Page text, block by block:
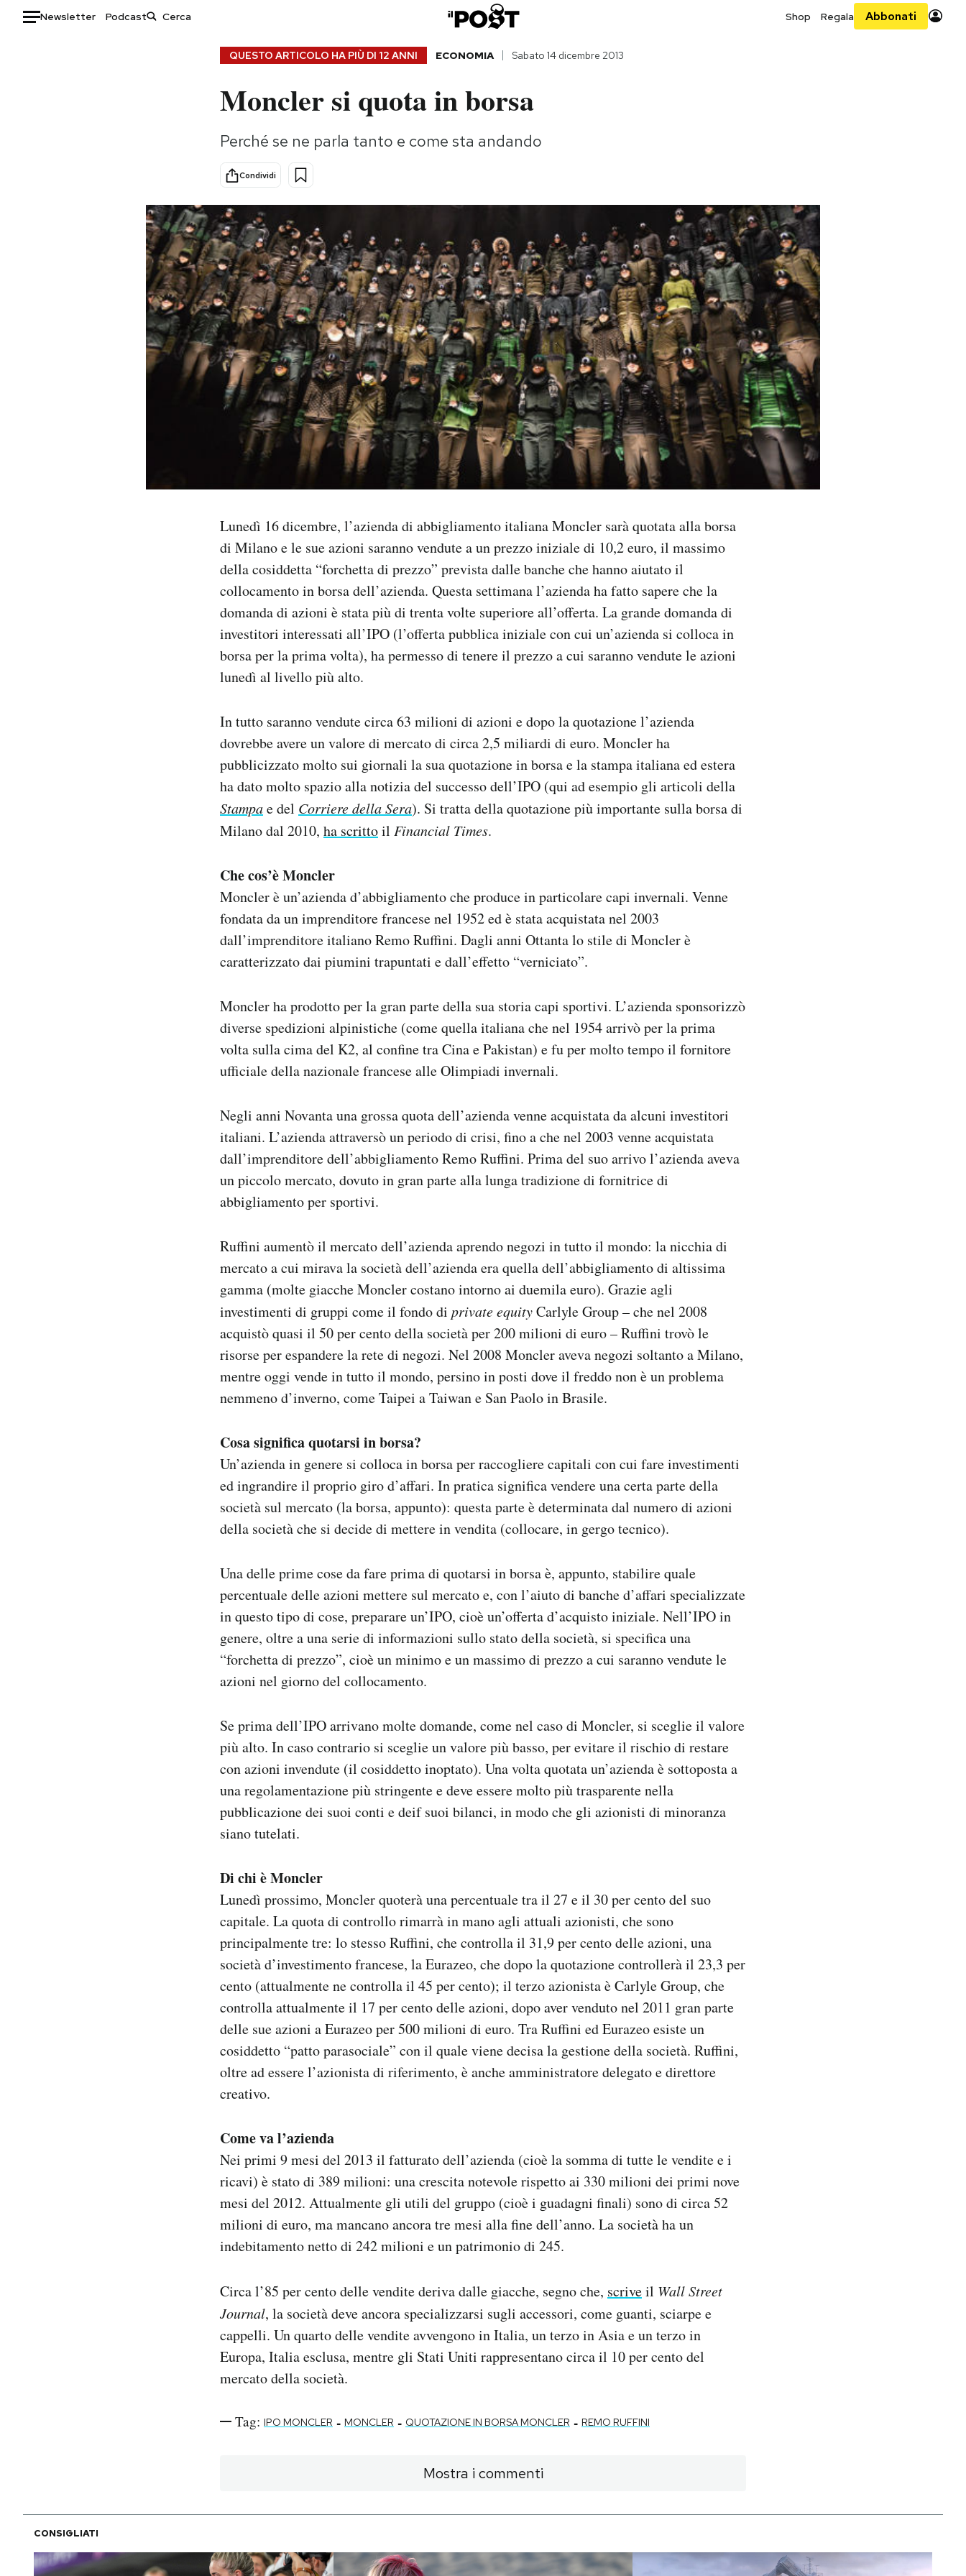
Newsletter Podcast Shop Regala Abbonati
Consumismi
Storie/Idee
Ok Boomer!
Media
Europa
Altrecose
Mondiali calcio 2026
QUESTO ARTICOLO HA PIÙ DI 12 ANNI ECONOMIA Sabato 14 dicembre 2013
Moncler si quota in borsa
Perché se ne parla tanto e come sta andando
Condividi
Lunedì 16 dicembre, l’azienda di abbigliamento italiana Moncler sarà quotata alla borsa
di Milano e le sue azioni saranno vendute a un prezzo iniziale di 10,2 euro, il massimo
della cosiddetta “forchetta di prezzo” prevista dalle banche che hanno aiutato il
collocamento in borsa dell’azienda. Questa settimana l’azienda ha fatto sapere che la
domanda di azioni è stata più di trenta volte superiore all’offerta. La grande domanda di
investitori interessati all’IPO (l’offerta pubblica iniziale con cui un’azienda si colloca in
borsa per la prima volta), ha permesso di tenere il prezzo a cui saranno vendute le azioni
lunedì al livello più alto.
In tutto saranno vendute circa 63 milioni di azioni e dopo la quotazione l’azienda
dovrebbe avere un valore di mercato di circa 2,5 miliardi di euro. Moncler ha
pubblicizzato molto sui giornali la sua quotazione in borsa e la stampa italiana ed estera
ha dato molto spazio alla notizia del successo dell’IPO (qui ad esempio gli articoli della
Stampae del Corriere della Sera). Si tratta della quotazione più importante sulla borsa di
Milano dal 2010, ha scrittoil Financial Times.
Che cos’è Moncler
Moncler è un’azienda d’abbigliamento che produce in particolare capi invernali. Venne
fondata da un imprenditore francese nel 1952 ed è stata acquistata nel 2003
dall’imprenditore italiano Remo Ruffini. Dagli anni Ottanta lo stile di Moncler è
caratterizzato dai piumini trapuntati e dall’effetto “verniciato”.
Moncler ha prodotto per la gran parte della sua storia capi sportivi. L’azienda sponsorizzò
diverse spedizioni alpinistiche (come quella italiana che nel 1954 arrivò per la prima
volta sulla cima del K2, al confine tra Cina e Pakistan) e fu per molto tempo il fornitore
ufficiale della nazionale francese alle Olimpiadi invernali.
Negli anni Novanta una grossa quota dell’azienda venne acquistata da alcuni investitori
italiani. L’azienda attraversò un periodo di crisi, fino a che nel 2003 venne acquistata
dall’imprenditore dell’abbigliamento Remo Ruffini. Prima del suo arrivo l’azienda aveva
un piccolo mercato, dovuto in gran parte alla lunga tradizione di fornitrice di
abbigliamento per sportivi.
Ruffini aumentò il mercato dell’azienda aprendo negozi in tutto il mondo: la nicchia di
mercato a cui mirava la società dell’azienda era quella dell’abbigliamento di altissima
gamma (molte giacche Moncler costano intorno ai duemila euro). Grazie agli
investimenti di gruppi come il fondo di private equityCarlyle Group – che nel 2008
acquistò quasi il 50 per cento della società per 200 milioni di euro – Ruffini trovò le
risorse per espandere la rete di negozi. Nel 2008 Moncler aveva negozi soltanto a Milano,
mentre oggi vende in tutto il mondo, persino in posti dove il freddo non è un problema
nemmeno d’inverno, come Taipei a Taiwan e San Paolo in Brasile.
Cosa significa quotarsi in borsa?
Un’azienda in genere si colloca in borsa per raccogliere capitali con cui fare investimenti
ed ingrandire il proprio giro d’affari. In pratica significa vendere una certa parte della
società sul mercato (la borsa, appunto): questa parte è determinata dal numero di azioni
della società che si decide di mettere in vendita (collocare, in gergo tecnico).
Una delle prime cose da fare prima di quotarsi in borsa è, appunto, stabilire quale
percentuale delle azioni mettere sul mercato e, con l’aiuto di banche d’affari specializzate
in questo tipo di cose, preparare un’IPO, cioè un’offerta d’acquisto iniziale. Nell’IPO in
genere, oltre a una serie di informazioni sullo stato della società, si specifica una
“forchetta di prezzo”, cioè un minimo e un massimo di prezzo a cui saranno vendute le
azioni nel giorno del collocamento.
Se prima dell’IPO arrivano molte domande, come nel caso di Moncler, si sceglie il valore
più alto. In caso contrario si sceglie un valore più basso, per evitare il rischio di restare
con azioni invendute (il cosiddetto inoptato). Una volta quotata un’azienda è sottoposta a
una regolamentazione più stringente e deve essere molto più trasparente nella
pubblicazione dei suoi conti e deif suoi bilanci, in modo che gli azionisti di minoranza
siano tutelati.
Di chi è Moncler
Lunedì prossimo, Moncler quoterà una percentuale tra il 27 e il 30 per cento del suo
capitale. La quota di controllo rimarrà in mano agli attuali azionisti, che sono
principalmente tre: lo stesso Ruffini, che controlla il 31,9 per cento delle azioni, una
società d’investimento francese, la Eurazeo, che dopo la quotazione controllerà il 23,3 per
cento (attualmente ne controlla il 45 per cento); il terzo azionista è Carlyle Group, che
controlla attualmente il 17 per cento delle azioni, dopo aver venduto nel 2011 gran parte
delle sue azioni a Eurazeo per 500 milioni di euro. Tra Ruffini ed Eurazeo esiste un
cosiddetto “patto parasociale” con il quale viene decisa la gestione della società. Ruffini,
oltre ad essere l’azionista di riferimento, è anche amministratore delegato e direttore
creativo.
Come va l’azienda
Nei primi 9 mesi del 2013 il fatturato dell’azienda (cioè la somma di tutte le vendite e i
ricavi) è stato di 389 milioni: una crescita notevole rispetto ai 330 milioni dei primi nove
mesi del 2012. Attualmente gli utili del gruppo (cioè i guadagni finali) sono di circa 52
milioni di euro, ma mancano ancora tre mesi alla fine dell’anno. La società ha un
indebitamento netto di 242 milioni e un patrimonio di 245.
Circa l’85 per cento delle vendite deriva dalle giacche, segno che, scriveil Wall Street
Journal, la società deve ancora specializzarsi sugli accessori, come guanti, sciarpe e
cappelli. Un quarto delle vendite avvengono in Italia, un terzo in Asia e un terzo in
Europa, Italia esclusa, mentre gli Stati Uniti rappresentano circa il 10 per cento del
mercato della società.
Tag: IPO MONCLER - MONCLER - QUOTAZIONE IN BORSA MONCLER - REMO RUFFINI
Mostra i commenti
CONSIGLIATI